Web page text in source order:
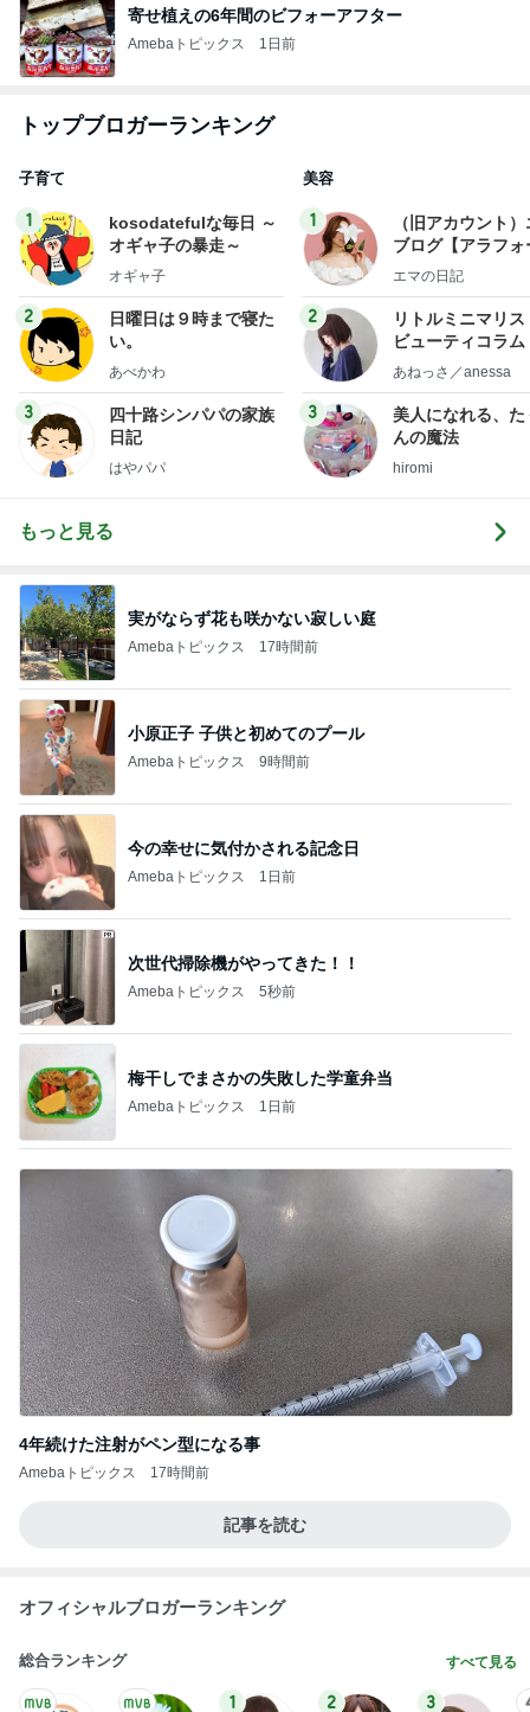
寄せ植えの6年間のビフォーアフター
Amebaトピックス 1日前
トップブロガーランキング
子育て
1
kosodatefulな毎日 ～
オギャ子の暴走～
オギャ子
2
日曜日は９時まで寝た
い。
あべかわ
3
四十路シンパパの家族
日記
はやパパ
美容
1
（旧アカウント
ブログ【アラフォ
社売却セカンドラ
エマの日記
2
リトルミニマリス
ビューティコラ
little
あねっさ／anessa
3
美人になれる、た
んの魔法
hiromi
もっと見る
実がならず花も咲かない寂しい庭
Amebaトピックス 17時間前
小原正子 子供と初めてのプール
Amebaトピックス 9時間前
今の幸せに気付かされる記念日
Amebaトピックス 1日前
次世代掃除機がやってきた！！
Amebaトピックス 5秒前
梅干しでまさかの失敗した学童弁当
Amebaトピックス 1日前
4年続けた注射がペン型になる事
Amebaトピックス 17時間前
記事を読む
オフィシャルブロガーランキング
総合ランキング すべて見る
1 2 3